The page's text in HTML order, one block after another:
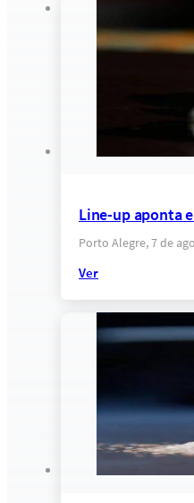
Line-up aponta
Porto Alegre, 7 de
Ver